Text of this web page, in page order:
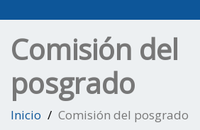
Comisión del
posgrado
Inicio Comisión del posgrado